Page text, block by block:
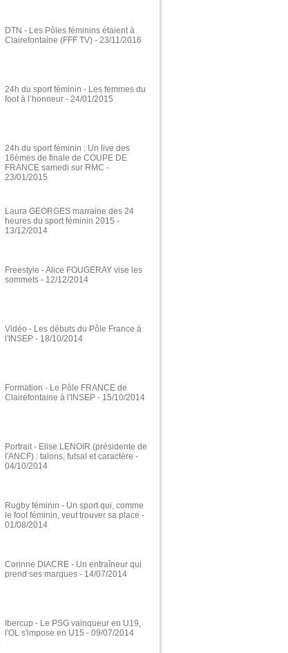
DTN - Les Pôles féminins étaient à
Clairefontaine (FFF TV) - 23/11/2016
24h du sport féminin - Les femmes du
foot à l’honneur - 24/01/2015
24h du sport féminin : Un live des
16èmes de finale de COUPE DE
FRANCE samedi sur RMC -
23/01/2015
Laura GEORGES marraine des 24
heures du sport féminin 2015 -
13/12/2014
Freestyle - Alice FOUGERAY vise les
sommets - 12/12/2014
Vidéo - Les débuts du Pôle France à
l'INSEP - 18/10/2014
Formation - Le Pôle FRANCE de
Clairefontaine à l'INSEP - 15/10/2014
Portrait - Elise LENOIR (présidente de
l'ANCF) : talons, futsal et caractère -
04/10/2014
Rugby féminin - Un sport qui, comme
le foot féminin, veut trouver sa place -
01/08/2014
Corinne DIACRE - Un entraîneur qui
prend ses marques - 14/07/2014
Ibercup - Le PSG vainqueur en U19,
l'OL s'impose en U15 - 09/07/2014